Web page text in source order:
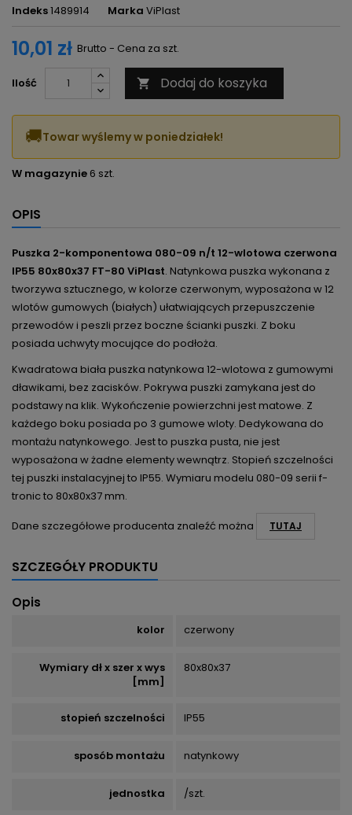
Indeks1489914 Marka ViPlast
10,01 zł Brutto - Cena za szt.
Ilość  Dodaj do koszyka
🚚Towar wyślemy w poniedziałek!
W magazynie 6 szt.
OPIS
Puszka 2-komponentowa 080-09 n/t 12-wlotowa czerwona
IP55 80x80x37 FT-80 ViPlast. Natynkowa puszka wykonana z
tworzywa sztucznego, w kolorze czerwonym, wyposażona w 12
wlotów gumowych (białych) ułatwiających przepuszczenie
przewodów i peszli przez boczne ścianki puszki. Z boku
posiada uchwyty mocujące do podłoża.
Kwadratowa biała puszka natynkowa 12-wlotowa z gumowymi
dławikami, bez zacisków. Pokrywa puszki zamykana jest do
podstawy na klik. Wykończenie powierzchni jest matowe. Z
każdego boku posiada po 3 gumowe wloty. Dedykowana do
montażu natynkowego. Jest to puszka pusta, nie jest
wyposażona w żadne elementy wewnątrz. Stopień szczelności
tej puszki instalacyjnej to IP55. Wymiaru modelu 080-09 serii f-
tronic to 80x80x37 mm.
Dane szczegółowe producenta znaleźć można
TUTAJ
SZCZEGÓŁY PRODUKTU
Opis
kolor czerwony
Wymiary dł x szer x wys
[mm]
80x80x37
stopień szczelności IP55
sposób montażu natynkowy
jednostka /szt.